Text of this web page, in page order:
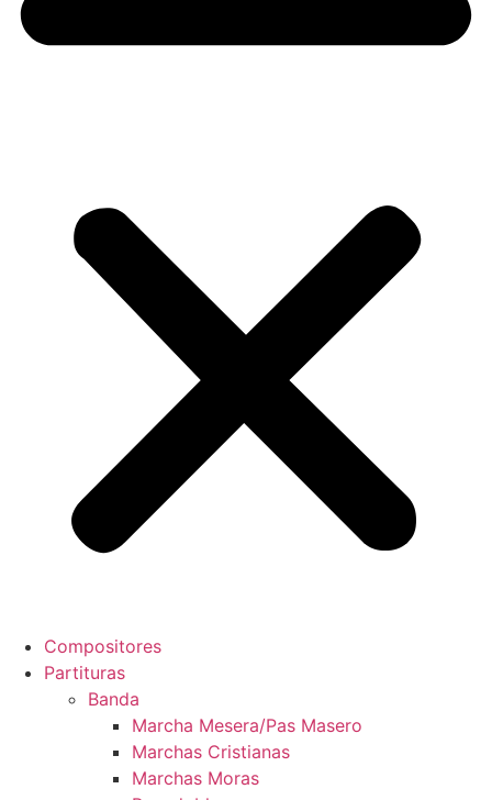
Compositores
Partituras
Banda
Marcha Mesera/Pas Masero
Marchas Cristianas
Marchas Moras